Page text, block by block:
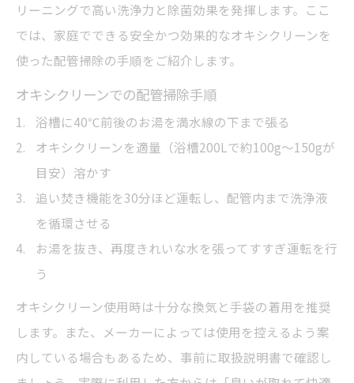
リーニングで高い洗浄力と除菌効果を発揮します。ここ
では、家庭でできる安全かつ効果的なオキシクリーンを
使った配管掃除の手順をご紹介します。
オキシクリーンでの配管掃除手順
浴槽に40℃前後のお湯を満水線の下まで張る
オキシクリーンを適量（浴槽200Lで約100g～150gが
目安）溶かす
追い焚き機能を30分ほど運転し、配管内まで洗浄液
を循環させる
お湯を抜き、再度きれいな水を張ってすすぎ運転を行
う
オキシクリーン使用時は十分な換気と手袋の着用を推奨
します。また、メーカーによっては使用を控えるよう案
内している場合もあるため、事前に取扱説明書で確認し